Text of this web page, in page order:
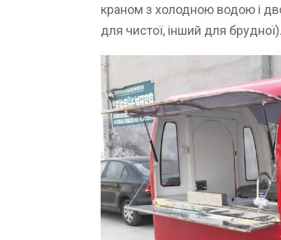
краном з холодною водою і
для чистої, інший для брудної).